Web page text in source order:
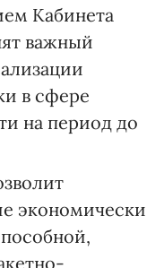
Кабинета
важный
в сфере
на период до
экономически